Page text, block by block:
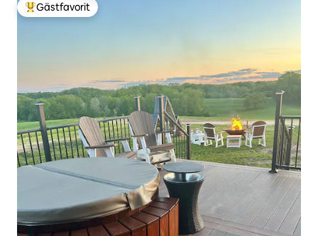
Populär gästfavorit
Gästfavorit